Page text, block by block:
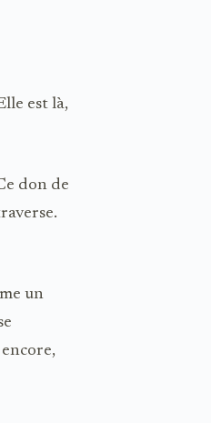
est là,
don de
un